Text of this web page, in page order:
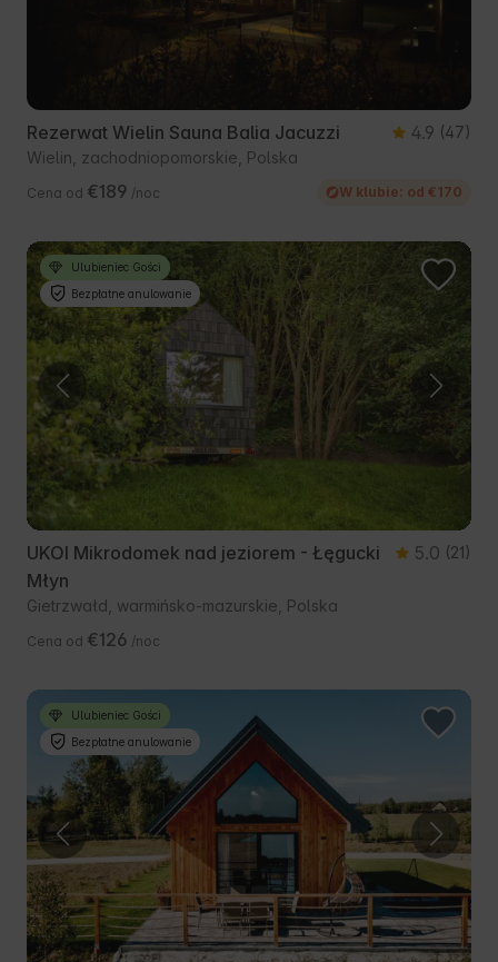
Rezerwat Wielin Sauna Balia Jacuzzi 4.9 (47)
Wielin, zachodniopomorskie, Polska
Cena od €189 /noc W klubie: od €170
Ulubieniec Gości
Bezpłatne anulowanie
UKOI Mikrodomek nad jeziorem - Łęgucki
Młyn
5.0 (21)
Gietrzwałd, warmińsko-mazurskie, Polska
Cena od €126 /noc
Ulubieniec Gości
Bezpłatne anulowanie